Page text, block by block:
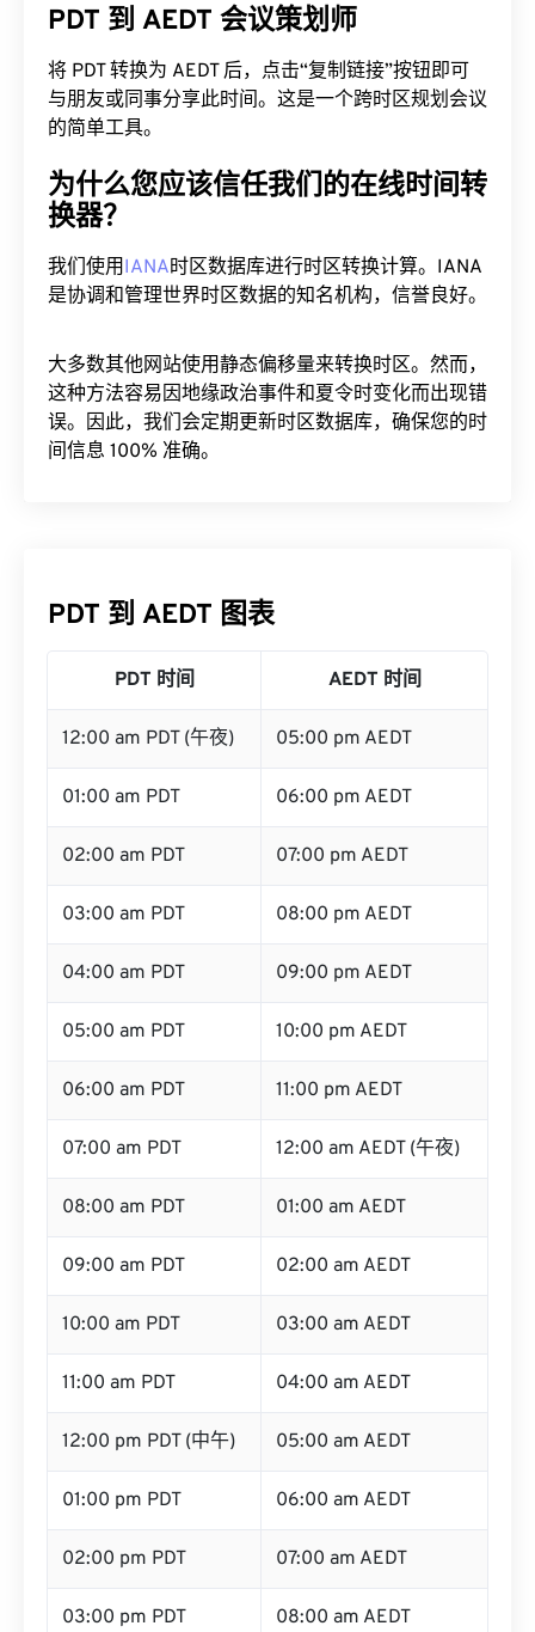
PDT 到 AEDT 会议策划师
将 PDT 转换为 AEDT 后，点击“复制链接”按钮即可
与朋友或同事分享此时间。这是一个跨时区规划会议
的简单工具。
为什么您应该信任我们的在线时间转
换器？
我们使用IANA时区数据库进行时区转换计算。IANA
是协调和管理世界时区数据的知名机构，信誉良好。
大多数其他网站使用静态偏移量来转换时区。然而，
这种方法容易因地缘政治事件和夏令时变化而出现错
误。因此，我们会定期更新时区数据库，确保您的时
间信息 100% 准确。
PDT 到 AEDT 图表
PDT 时间 AEDT 时间
12:00 am PDT (午夜) 05:00 pm AEDT
01:00 am PDT 06:00 pm AEDT
02:00 am PDT 07:00 pm AEDT
03:00 am PDT 08:00 pm AEDT
04:00 am PDT 09:00 pm AEDT
05:00 am PDT 10:00 pm AEDT
06:00 am PDT 11:00 pm AEDT
07:00 am PDT 12:00 am AEDT (午夜)
08:00 am PDT 01:00 am AEDT
09:00 am PDT 02:00 am AEDT
10:00 am PDT 03:00 am AEDT
11:00 am PDT 04:00 am AEDT
12:00 pm PDT (中午) 05:00 am AEDT
01:00 pm PDT 06:00 am AEDT
02:00 pm PDT 07:00 am AEDT
03:00 pm PDT 08:00 am AEDT